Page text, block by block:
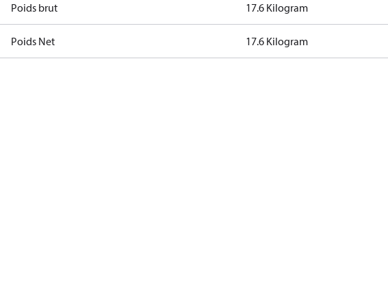
Poids brut 17.6 Kilogram
Poids Net 17.6 Kilogram